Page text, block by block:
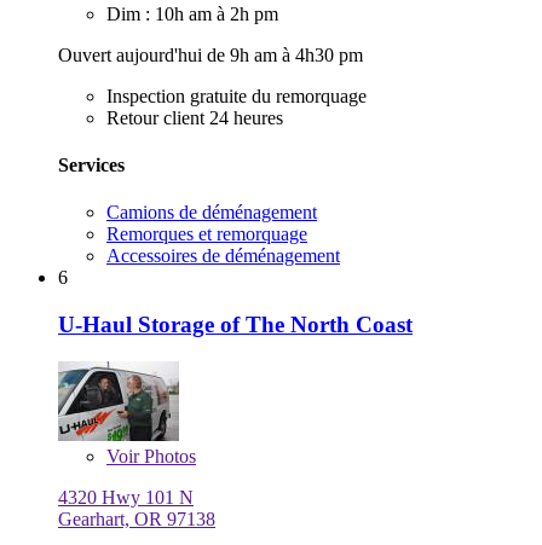
Dim : 10h am à 2h pm
Ouvert aujourd'hui de 9h am à 4h30 pm
Inspection gratuite du remorquage
Retour client 24 heures
Services
Camions de déménagement
Remorques et remorquage
Accessoires de déménagement
6
U-Haul Storage of The North Coast
VoirPhotos
4320 Hwy 101 N
Gearhart, OR 97138